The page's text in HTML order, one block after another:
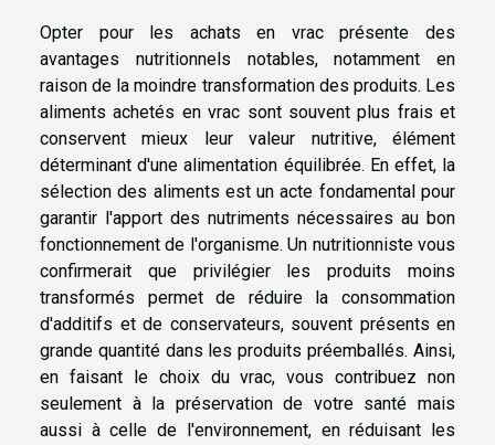
Opter pour les achats en vrac présente des
avantages nutritionnels notables, notamment en
raison de la moindre transformation des produits. Les
aliments achetés en vrac sont souvent plus frais et
conservent mieux leur valeur nutritive, élément
déterminant d'une alimentation équilibrée. En effet, la
sélection des aliments est un acte fondamental pour
garantir l'apport des nutriments nécessaires au bon
fonctionnement de l'organisme. Un nutritionniste vous
confirmerait que privilégier les produits moins
transformés permet de réduire la consommation
d'additifs et de conservateurs, souvent présents en
grande quantité dans les produits préemballés. Ainsi,
en faisant le choix du vrac, vous contribuez non
seulement à la préservation de votre santé mais
aussi à celle de l'environnement, en réduisant les